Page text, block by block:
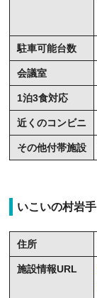
駐車可能台数
会議室
1泊3食対応
近くのコンビニ
その他付帯施設
いこいの村岩手
住所
施設情報URL